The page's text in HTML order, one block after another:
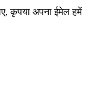
कृपया अपना ईमेल हमें